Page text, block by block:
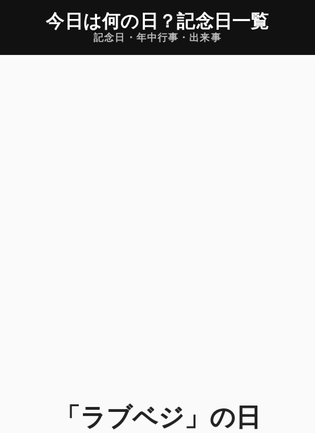
今日は何の日 ？記念日一覧
記念日・年中行事・出来事
「ラブベジ」の日